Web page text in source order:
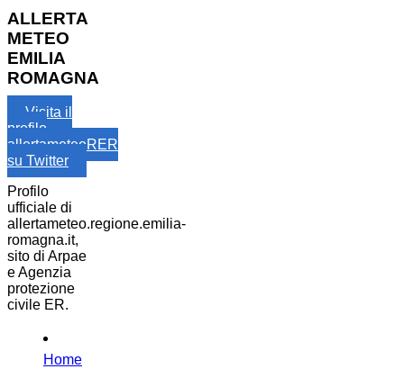
ALLERTA
METEO
EMILIA
ROMAGNA
Visita il
profilo
allertameteoRER
su Twitter
Profilo
ufficiale di
allertameteo.regione.emilia-
romagna.it,
sito di Arpae
e Agenzia
protezione
civile ER.
Home